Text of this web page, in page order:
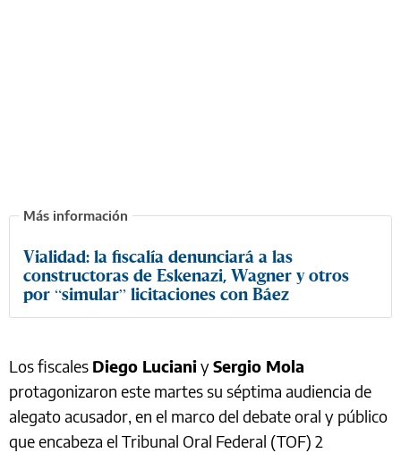
Vialidad: la fiscalía denunciará a las
constructoras de Eskenazi, Wagner y otros
por “simular” licitaciones con Báez
Los fiscales Diego LucianiySergio Mola
protagonizaron este martes su séptima audiencia de
alegato acusador, en el marco del debate oral y público
que encabeza el Tribunal Oral Federal (TOF) 2